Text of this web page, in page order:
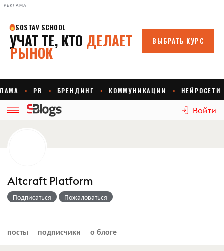
РЕКЛАМА
Войти
Altcraft Platform
Подписаться Пожаловаться
посты подписчики о блоге